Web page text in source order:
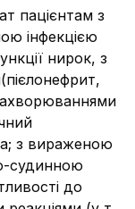
пацієнтам з
інфекцією
нирок, з
з вираженою
судинною
до